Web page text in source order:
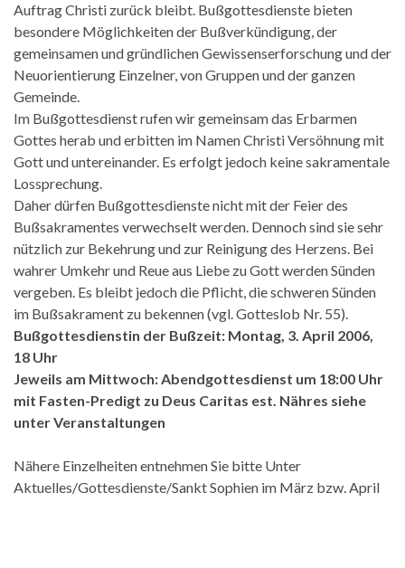
Auftrag Christi zurück bleibt. Bußgottesdienste bieten
besondere Möglichkeiten der Bußverkündigung, der
gemeinsamen und gründlichen Gewissenserforschung und der
Neuorientierung Einzelner, von Gruppen und der ganzen
Gemeinde.
Im Bußgottesdienst rufen wir gemeinsam das Erbarmen
Gottes herab und erbitten im Namen Christi Versöhnung mit
Gott und untereinander. Es erfolgt jedoch keine sakramentale
Lossprechung.
Daher dürfen Bußgottesdienste nicht mit der Feier des
Bußsakramentes verwechselt werden. Dennoch sind sie sehr
nützlich zur Bekehrung und zur Reinigung des Herzens. Bei
wahrer Umkehr und Reue aus Liebe zu Gott werden Sünden
vergeben. Es bleibt jedoch die Pflicht, die schweren Sünden
im Bußsakrament zu bekennen (vgl. Gotteslob Nr. 55).
Bußgottesdienstin der Bußzeit: Montag, 3. April 2006,
18 Uhr
Jeweils am Mittwoch: Abendgottesdienst um 18:00 Uhr
mit Fasten-Predigt zu Deus Caritas est. Nähres siehe
unter Veranstaltungen
Nähere Einzelheiten entnehmen Sie bitte Unter
Aktuelles/Gottesdienste/Sankt Sophien im März bzw. April